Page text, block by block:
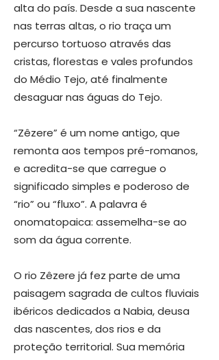
alta do país. Desde a sua nascente
nas terras altas, o rio traça um
percurso tortuoso através das
cristas, florestas e vales profundos
do Médio Tejo, até finalmente
desaguar nas águas do Tejo.
“Zêzere” é um nome antigo, que
remonta aos tempos pré-romanos,
e acredita-se que carregue o
significado simples e poderoso de
“rio” ou “fluxo”. A palavra é
onomatopaica: assemelha-se ao
som da água corrente.
O rio Zêzere já fez parte de uma
paisagem sagrada de cultos fluviais
ibéricos dedicados a Nabia, deusa
das nascentes, dos rios e da
proteção territorial. Sua memória